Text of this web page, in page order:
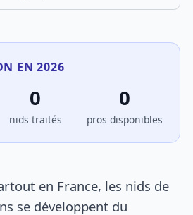
EN 2026
0
nids traités
0
pros disponibles
en France, les nids de
se développent du